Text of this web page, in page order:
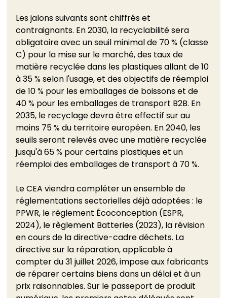
Les jalons suivants sont chiffrés et
contraignants. En 2030, la recyclabilité sera
obligatoire avec un seuil minimal de 70 % (classe
C) pour la mise sur le marché, des taux de
matière recyclée dans les plastiques allant de 10
à 35 % selon l'usage, et des objectifs de réemploi
de 10 % pour les emballages de boissons et de
40 % pour les emballages de transport B2B. En
2035, le recyclage devra être effectif sur au
moins 75 % du territoire européen. En 2040, les
seuils seront relevés avec une matière recyclée
jusqu'à 65 % pour certains plastiques et un
réemploi des emballages de transport à 70 %.
Le CEA viendra compléter un ensemble de
réglementations sectorielles déjà adoptées : le
PPWR, le règlement Écoconception (ESPR,
2024), le règlement Batteries (2023), la révision
en cours de la directive-cadre déchets. La
directive sur la réparation, applicable à
compter du 31 juillet 2026, impose aux fabricants
de réparer certains biens dans un délai et à un
prix raisonnables. Sur le passeport de produit